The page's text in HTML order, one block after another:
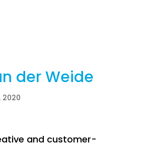
der Weide
2020
and customer-